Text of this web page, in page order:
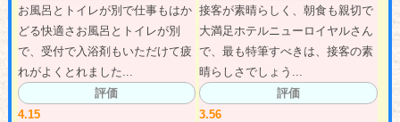
お風呂とトイレが別で仕事もはか
どる快適さお風呂とトイレが別
で、受付で入浴剤もいただけて疲
れがよくとれました...
評価
4.15
接客が素晴らしく、朝食も親切で
大満足ホテルニューロイヤルさん
で、最も特筆すべきは、接客の素
晴らしさでしょう...
評価
3.56